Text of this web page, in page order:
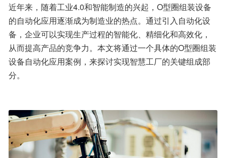
近年来，随着工业4.0和智能制造的兴起，O型圈组装设备
的自动化应用逐渐成为制造业的热点。通过引入自动化设
备，企业可以实现生产过程的智能化、精细化和高效化，
从而提高产品的竞争力。本文将通过一个具体的O型圈组装
设备自动化应用案例，来探讨实现智慧工厂的关键组成部
分。